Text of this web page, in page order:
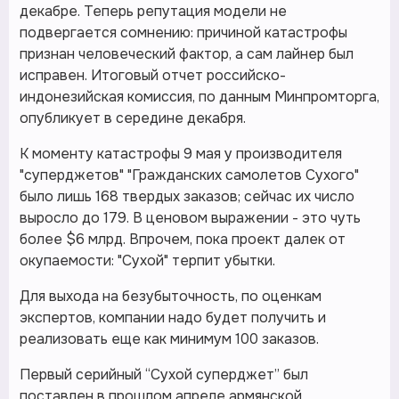
декабре. Теперь репутация модели не
подвергается сомнению: причиной катастрофы
признан человеческий фактор, а сам лайнер был
исправен. Итоговый отчет российско-
индонезийская комиссия, по данным Минпромторга,
опубликует в середине декабря.
К моменту катастрофы 9 мая у производителя
"суперджетов" "Гражданских самолетов Сухого"
было лишь 168 твердых заказов; сейчас их число
выросло до 179. В ценовом выражении - это чуть
более $6 млрд. Впрочем, пока проект далек от
окупаемости: "Сухой" терпит убытки.
Для выхода на безубыточность, по оценкам
экспертов, компании надо будет получить и
реализовать еще как минимум 100 заказов.
Первый серийный “Сухой суперджет” был